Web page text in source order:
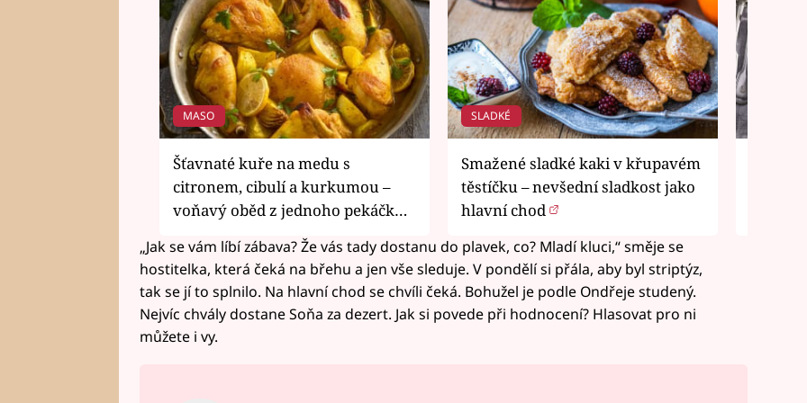
MASO
Šťavnaté kuře na medu s
citronem, cibulí a kurkumou –
voňavý oběd z jednoho pekáčku
SLADKÉ
Smažené sladké kaki v křupavém
těstíčku – nevšední sladkost jako
hlavní chod
„Jak se vám líbí zábava? Že vás tady dostanu do plavek, co? Mladí kluci,“ směje se
hostitelka, která čeká na břehu a jen vše sleduje. V pondělí si přála, aby byl striptýz,
tak se jí to splnilo. Na hlavní chod se chvíli čeká. Bohužel je podle Ondřeje studený.
Nejvíc chvály dostane Soňa za dezert. Jak si povede při hodnocení? Hlasovat pro ni
můžete i vy.